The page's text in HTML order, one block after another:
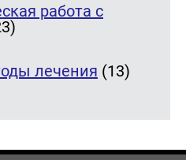
работа с
лечения (13)